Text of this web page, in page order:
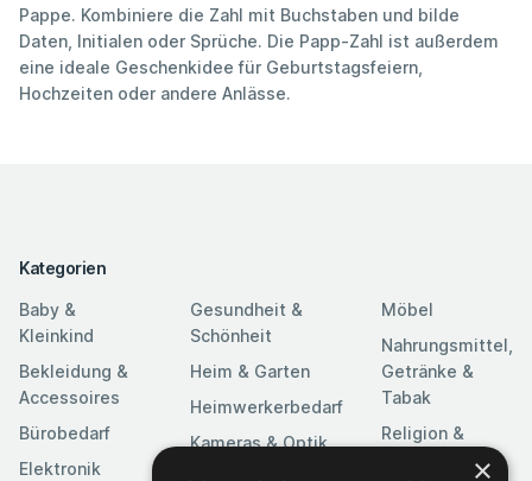
Pappe. Kombiniere die Zahl mit Buchstaben und bilde
Daten, Initialen oder Sprüche. Die Papp-Zahl ist außerdem
eine ideale Geschenkidee für Geburtstagsfeiern,
Hochzeiten oder andere Anlässe.
Kategorien
Baby &
Kleinkind
Bekleidung &
Accessoires
Bürobedarf
Elektronik
Gesundheit &
Schönheit
Heim & Garten
Heimwerkerbedarf
Kameras & Optik
Möbel
Nahrungsmittel,
Getränke &
Tabak
Religion &
Feierlichkeiten
×